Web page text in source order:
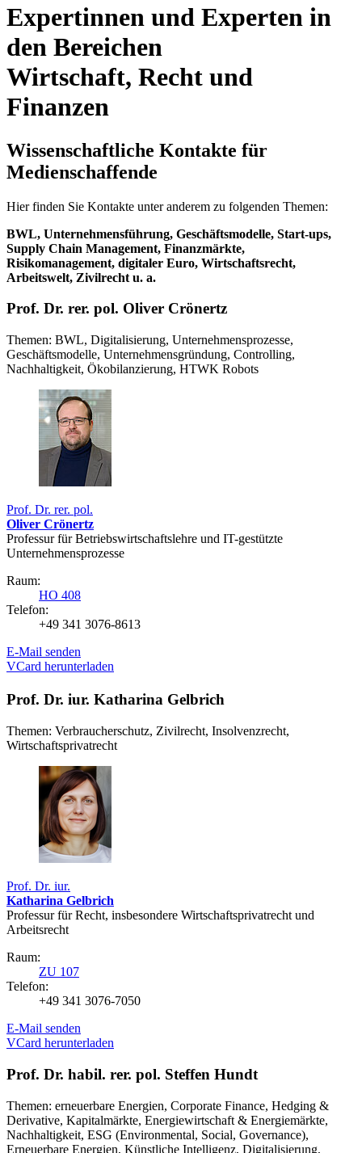
Expertinnen und Experten in
den Bereichen
Wirtschaft, Recht und
Finanzen
Wissenschaftliche Kontakte für
Medienschaffende
Hier finden Sie Kontakte unter anderem zu folgenden Themen:
BWL, Unternehmensführung, Geschäftsmodelle, Start-ups,
Supply Chain Management, Finanzmärkte,
Risikomanagement, digitaler Euro, Wirtschaftsrecht,
Arbeitswelt, Zivilrecht u. a.
Prof. Dr. rer. pol. Oliver Crönertz
Themen: BWL, Digitalisierung, Unternehmensprozesse,
Geschäftsmodelle, Unternehmensgründung, Controlling,
Nachhaltigkeit, Ökobilanzierung, HTWK Robots
Prof. Dr. rer. pol.
Oliver Crönertz
Professur für Betriebswirtschaftslehre und IT-gestützte
Unternehmensprozesse
Raum:
HO 408
Telefon:
+49 341 3076-8613
E-Mail senden
VCard herunterladen
Prof. Dr. iur. Katharina Gelbrich
Themen: Verbraucherschutz, Zivilrecht, Insolvenzrecht,
Wirtschaftsprivatrecht
Prof. Dr. iur.
Katharina Gelbrich
Professur für Recht, insbesondere Wirtschaftsprivatrecht und
Arbeitsrecht
Raum:
ZU 107
Telefon:
+49 341 3076-7050
E-Mail senden
VCard herunterladen
Prof. Dr. habil. rer. pol. Steffen Hundt
Themen: erneuerbare Energien, Corporate Finance, Hedging &
Derivative, Kapitalmärkte, Energiewirtschaft & Energiemärkte,
Nachhaltigkeit, ESG (Environmental, Social, Governance),
Erneuerbare Energien, Künstliche Intelligenz, Digitalisierung,